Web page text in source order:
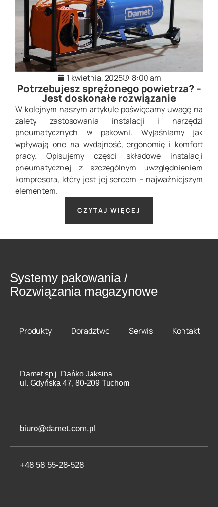
1 kwietnia, 2025 8:00 am
Potrzebujesz sprężonego powietrza? –
Jest doskonałe rozwiązanie
W kolejnym naszym artykule poświęcamy uwagę na
zalety zastosowania instalacji i narzędzi
pneumatycznych w pakowni. Wyjaśniamy jak
wpływają one na wydajność, ergonomię i komfort
pracy. Opisujemy części składowe instalacji
pneumatycznej z szczególnym uwzględnieniem
kompresora, który jest jej sercem – najważniejszym
elementem.
CZYTAJ WIĘCEJ
Systemy pakowania /
Rozwiązania magazynowe
Produkty Doradztwo Serwis Kontakt
Damet sp.j. Dańko Jaksina
ul. Gdyńska 47, 80-209 Tuchom
biuro@damet.com.pl
+48 58 55-28-528